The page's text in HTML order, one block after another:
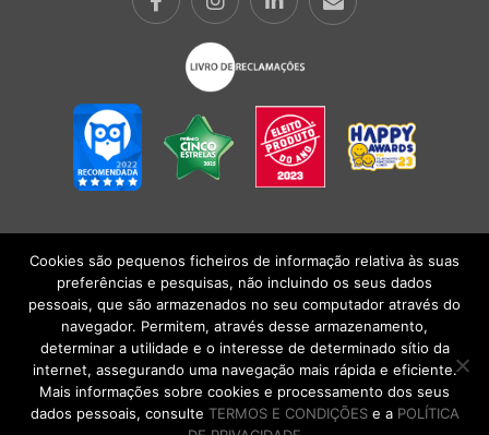
POLÍTICA DE PRIVACIDADE|TERMOS E CONDIÇÕESlCONDIÇÕES
GERAIS DE VENDA| Alberto Oculista, SA 2026. Todos os direitos reservados.
Cookies são pequenos ficheiros de informação relativa às suas
preferências e pesquisas, não incluindo os seus dados
pessoais, que são armazenados no seu computador através do
navegador. Permitem, através desse armazenamento,
determinar a utilidade e o interesse de determinado sítio da
internet, assegurando uma navegação mais rápida e eficiente.
Mais informações sobre cookies e processamento dos seus
dados pessoais, consulte TERMOS E CONDIÇÕESe a POLÍTICA